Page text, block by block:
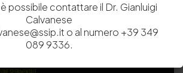
possibile contattare il Dr. Gianluigi
Calvanese
o al numero +39 349
089 9336.